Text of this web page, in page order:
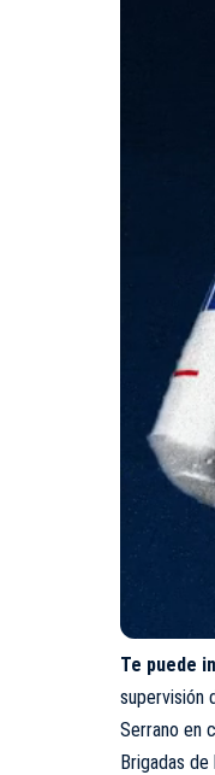
Te puede
supervisión
Serrano en
Brigadas de